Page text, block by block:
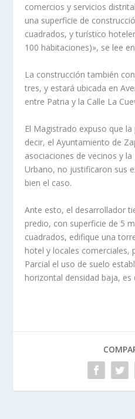
comercios y servicios
una superficie de
cuadrados, y turístico
100 habitaciones)», se lee
La construcción también
tres, y estará ubicada en
entre Patria y la Calle La
El Magistrado expuso que
decir, el Ayuntamiento de
asociaciones de vecinos y
Urbano, no justificaron sus
bien el caso.
Ante esto, el desarrollador
predio, con superficie de 5
cuadrados, edifique una
hotel y locales comerciales,
Parcial el uso de suelo
horizontal densidad baja, es